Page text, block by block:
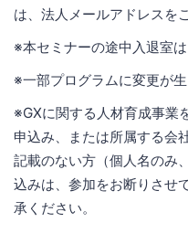
は、法人メールアドレスを
※本セミナーの途中入退室は
※一部プログラムに変更が
※GXに関する人材育成事業
申込み、または所属する会
記載のない方（個人名のみ
込みは、参加をお断りさせ
承ください。